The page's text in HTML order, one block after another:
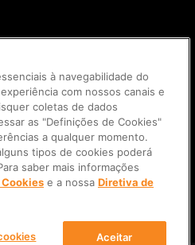
à navegabilidade do
com nossos canais e
coletas de dados
as "Definições de Cookies"
a qualquer momento.
tipos de cookies poderá
saber mais informações
e a nossa Diretiva de
Aceitar